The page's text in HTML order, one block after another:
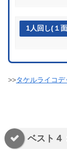
1人回し(１
>>タケルライコ
ベスト４